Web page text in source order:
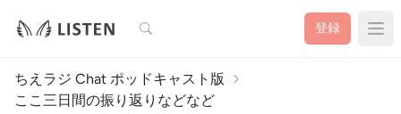
検索 登録
ちえラジ Chat ポッドキャスト版
ここ三日間の振り返りなどなど